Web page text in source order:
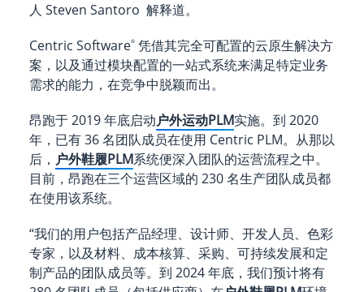
人 Steven Santoro 解释道。
Centric Software® 凭借其完全可配置的云原生解决方
案，以及通过模块配置的一站式系统来满足特定业务
需求的能力，在竞争中脱颖而出。
昂跑于 2019 年底启动户外运动PLM实施。到 2020
年，已有 36 名团队成员在使用 Centric PLM。从那以
后， 户外鞋履PLM系统便深入团队的运营流程之中。
目前，昂跑在三个运营区域的 230 名生产团队成员都
在使用该系统。
“我们的用户包括产品经理、设计师、开发人员、色彩
专家，以及材料、成本核算、采购、可持续发展和定
制产品的团队成员等。到 2024 年底，我们预计将有